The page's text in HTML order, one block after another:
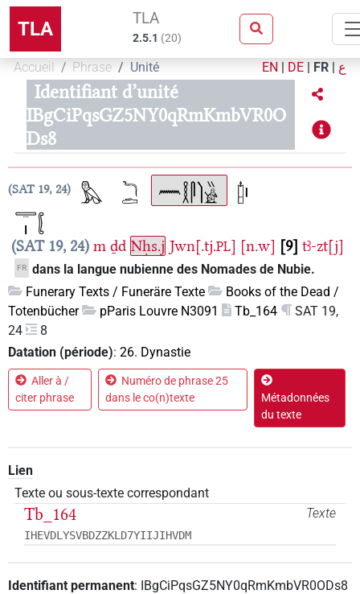
TLA TLA
2.5.1 (20)
Accueil Phrase Unité EN | DE | FR | ع
Identifiant d’unité
IBgCiPqsGZ5NY0qRmKmbVR0O
Ds8
SAT 19, 24
SAT 19, 24 m ḏd Nḥs.j Jwn[.tj.PL] [n.w] 9 tꜣ-zt[j]
FR dans la langue nubienne des Nomades de Nubie.
Funerary Texts / Funeräre Texte
Books of the Dead /
Totenbücher
pParis Louvre N3091 Tb_164
SAT 19,
24
8
Datation (période): 26. Dynastie
Aller à /
citer phrase
Numéro de phrase 25
dans le co(n)texte
Métadonnées
du texte
Lien
Texte ou sous-texte correspondant
Texte
Tb_164
IHEVDLYSVBDZZKLD7YIIJIHVDM
Identifiant permanent: IBgCiPqsGZ5NY0qRmKmbVR0ODs8